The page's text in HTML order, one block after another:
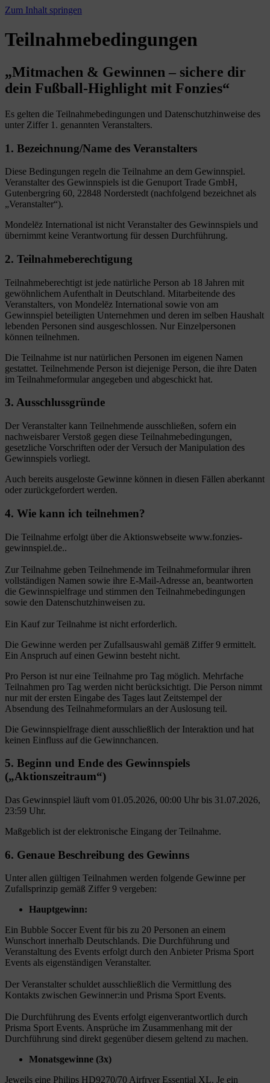
Zum Inhalt springen
Teilnahmebedingungen
„Mitmachen & Gewinnen – sichere dir
dein Fußball-Highlight mit Fonzies“
Es gelten die Teilnahmebedingungen und Datenschutzhinweise des
unter Ziffer 1. genannten Veranstalters.
1. Bezeichnung/Name des Veranstalters
Diese Bedingungen regeln die Teilnahme an dem Gewinnspiel.
Veranstalter des Gewinnspiels ist die Genuport Trade GmbH,
Gutenbergring 60, 22848 Norderstedt (nachfolgend bezeichnet als
„Veranstalter“).
Mondelēz International ist nicht Veranstalter des Gewinnspiels und
übernimmt keine Verantwortung für dessen Durchführung.
2. Teilnahmeberechtigung
Teilnahmeberechtigt ist jede natürliche Person ab 18 Jahren mit
gewöhnlichem Aufenthalt in Deutschland. Mitarbeitende des
Veranstalters, von Mondelēz International sowie von am
Gewinnspiel beteiligten Unternehmen und deren im selben Haushalt
lebenden Personen sind ausgeschlossen. Nur Einzelpersonen
können teilnehmen.
Die Teilnahme ist nur natürlichen Personen im eigenen Namen
gestattet. Teilnehmende Person ist diejenige Person, die ihre Daten
im Teilnahmeformular angegeben und abgeschickt hat.
3. Ausschlussgründe
Der Veranstalter kann Teilnehmende ausschließen, sofern ein
nachweisbarer Verstoß gegen diese Teilnahmebedingungen,
gesetzliche Vorschriften oder der Versuch der Manipulation des
Gewinnspiels vorliegt.
Auch bereits ausgeloste Gewinne können in diesen Fällen aberkannt
oder zurückgefordert werden.
4. Wie kann ich teilnehmen?
Die Teilnahme erfolgt über die Aktionswebseite www.fonzies-
gewinnspiel.de..
Zur Teilnahme geben Teilnehmende im Teilnahmeformular ihren
vollständigen Namen sowie ihre E-Mail-Adresse an, beantworten
die Gewinnspielfrage und stimmen den Teilnahmebedingungen
sowie den Datenschutzhinweisen zu.
Ein Kauf zur Teilnahme ist nicht erforderlich.
Die Gewinne werden per Zufallsauswahl gemäß Ziffer 9 ermittelt.
Ein Anspruch auf einen Gewinn besteht nicht.
Pro Person ist nur eine Teilnahme pro Tag möglich. Mehrfache
Teilnahmen pro Tag werden nicht berücksichtigt. Die Person nimmt
nur mit der ersten Eingabe des Tages laut Zeitstempel der
Absendung des Teilnahmeformulars an der Auslosung teil.
Die Gewinnspielfrage dient ausschließlich der Interaktion und hat
keinen Einfluss auf die Gewinnchancen.
5. Beginn und Ende des Gewinnspiels
(„Aktionszeitraum“)
Das Gewinnspiel läuft vom 01.05.2026, 00:00 Uhr bis 31.07.2026,
23:59 Uhr.
Maßgeblich ist der elektronische Eingang der Teilnahme.
6. Genaue Beschreibung des Gewinns
Unter allen gültigen Teilnahmen werden folgende Gewinne per
Zufallsprinzip gemäß Ziffer 9 vergeben:
Hauptgewinn:
Ein Bubble Soccer Event für bis zu 20 Personen an einem
Wunschort innerhalb Deutschlands. Die Durchführung und
Veranstaltung des Events erfolgt durch den Anbieter Prisma Sport
Events als eigenständigen Veranstalter.
Der Veranstalter schuldet ausschließlich die Vermittlung des
Kontakts zwischen Gewinner:in und Prisma Sport Events.
Die Durchführung des Events erfolgt eigenverantwortlich durch
Prisma Sport Events. Ansprüche im Zusammenhang mit der
Durchführung sind direkt gegenüber diesem geltend zu machen.
Monatsgewinne (3x)
Jeweils eine Philips HD9270/70 Airfryer Essential XL. Je ein